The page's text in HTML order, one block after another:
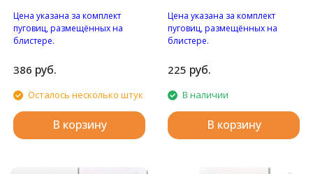
Цена указана за комплект
пуговиц, размещённых на
блистере.
блестками пуговицы с
двумя отверстиями.
386 руб.
Осталось несколько штук
В корзину
Цена указана за комплект
пуговиц, размещённых на
блистере.
отверстиями.
225 руб.
В наличии
В корзину